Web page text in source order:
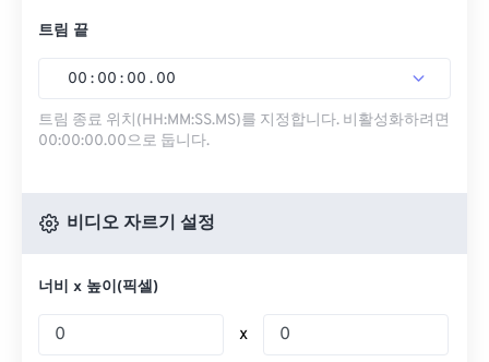
트림 끝
00 : 00 : 00 . 00
트림 종료 위치(HH:MM:SS.MS)를 지정합니다. 비활성화하려면
00:00:00.00으로 둡니다.
비디오 자르기 설정
너비 x 높이(픽셀)
x